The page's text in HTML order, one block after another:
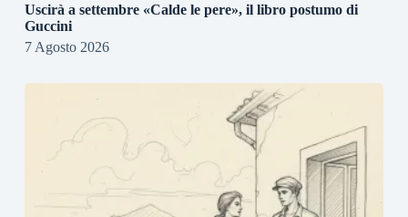
Uscirà a settembre «Calde le pere», il libro postumo di
Guccini
7 Agosto 2026